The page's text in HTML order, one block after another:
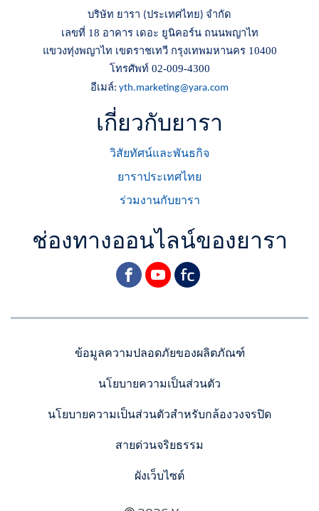
บริษัท ยารา (ประเทศไทย) จำกัด
เลขที่ 18 อาคาร เดอะ ยูนิคอร์น ถนนพญาไท
แขวงทุ่งพญาไท เขตราชเทวี กรุงเทพมหานคร 10400
โทรศัพท์ 02-009-4300
อีเมล์: yth.marketing@yara.com
เกี่ยวกับยารา
วิสัยทัศน์และพันธกิจ
ยาราประเทศไทย
ร่วมงานกับยารา
ช่องทางออนไลน์ของยารา
facebookyoutube
yara
ข้อมูลความปลอดภัยของผลิตภัณฑ์
นโยบายความเป็นส่วนตัว
นโยบายความเป็นส่วนตัวสำหรับกล้องวงจรปิด
สายด่วนจริยธรรม
ผังเว็บไซต์